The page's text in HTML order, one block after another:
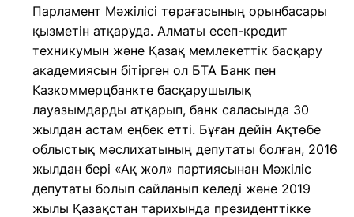
Парламент Мәжілісі төрағасының орынбасары
қызметін атқаруда. Алматы есеп-кредит
техникумын және Қазақ мемлекеттік басқару
академиясын бітірген ол БТА Банк пен
Казкоммерцбанкте басқарушылық
лауазымдарды атқарып, банк саласында 30
жылдан астам еңбек етті. Бұған дейін Ақтөбе
облыстық мәслихатының депутаты болған, 2016
жылдан бері «Ақ жол» партиясынан Мәжіліс
депутаты болып сайланып келеді және 2019
жылы Қазақстан тарихында президенттікке